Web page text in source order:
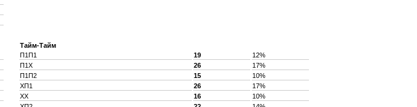
Тайм-Тайм
П1П1
19
12%
П1X
26
17%
П1П2
15
10%
XП1
26
17%
XX
16
10%